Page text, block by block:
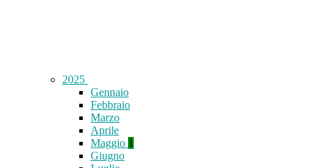
2025
Gennaio
Febbraio
Marzo
Aprile
Maggio 1
Giugno